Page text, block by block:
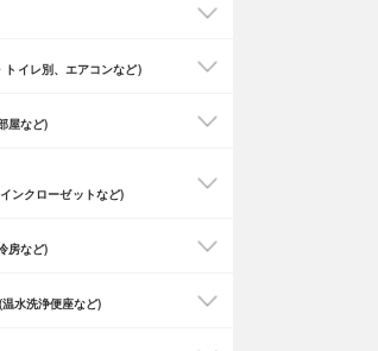
トイレ別、エアコンなど)
屋など)
ンクローゼットなど)
房など)
(温水洗浄便座など)